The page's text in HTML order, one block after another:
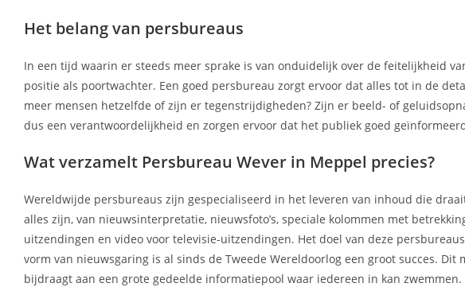
Het belang van persbureaus
In een tijd waarin er steeds meer sprake is van onduidelijk over de feitelijkheid
positie als poortwachter. Een goed persbureau zorgt ervoor dat alles tot in de
meer mensen hetzelfde of zijn er tegenstrijdigheden? Zijn er beeld- of
dus een verantwoordelijkheid en zorgen ervoor dat het publiek goed
Wat verzamelt Persbureau Wever in Meppel precies?
Wereldwijde persbureaus zijn gespecialiseerd in het leveren van inhoud die
alles zijn, van nieuwsinterpretatie, nieuwsfoto’s, speciale kolommen met
uitzendingen en video voor televisie-uitzendingen. Het doel van deze
vorm van nieuwsgaring is al sinds de Tweede Wereldoorlog een groot succes.
bijdraagt aan een grote gedeelde informatiepool waar iedereen in kan